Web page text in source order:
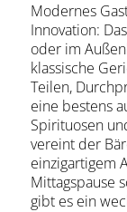
Modernes
Innovation:
oder im
klassische
Teilen,
eine bestens
Spirituosen
vereint der
einzigartigem
Mittagspause
gibt es ein